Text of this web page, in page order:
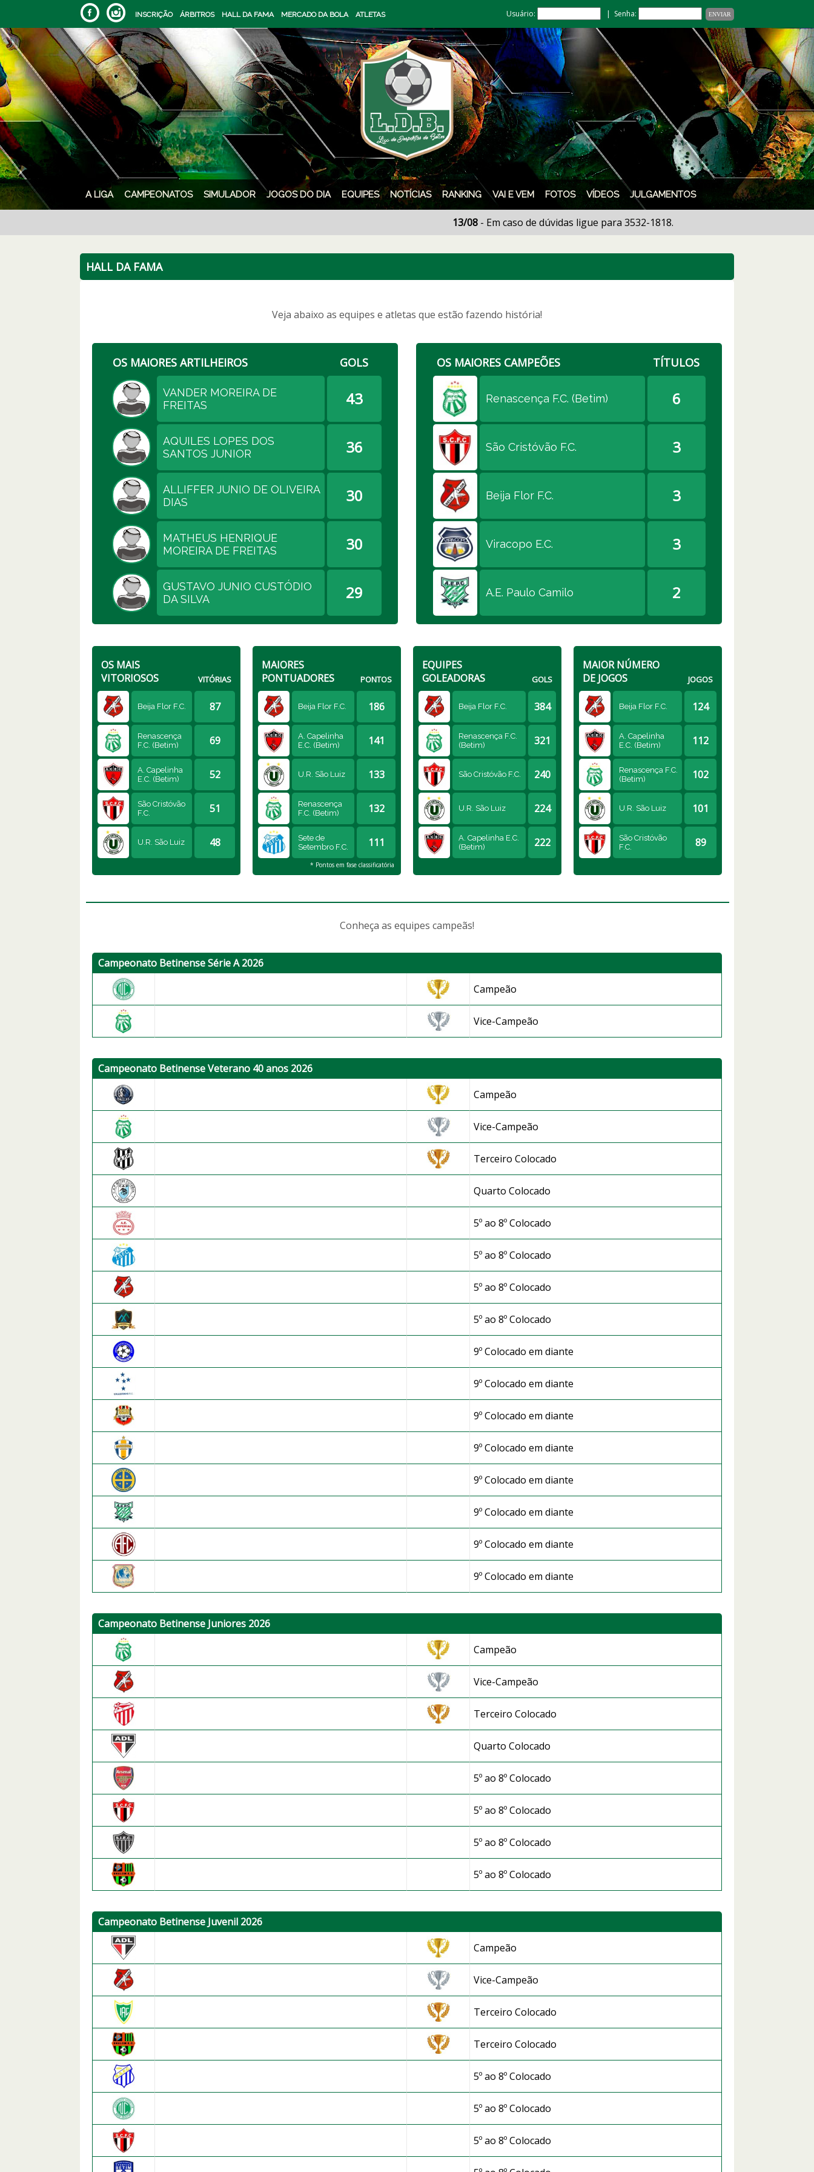
INSCRIÇÃO ÁRBITROS HALL DA FAMA MERCADO DA BOLA ATLETAS Usuário: | Senha:
A LIGA CAMPEONATOS SIMULADOR JOGOS DO DIA EQUIPES NOTÍCIAS RANKING VAI E VEM FOTOS VÍDEOS JULGAMENTOS
- Em caso de dúvidas ligue para 3532-1818.
HALL DA FAMA
Veja abaixo as equipes e atletas que estão fazendo história!
OS MAIORES ARTILHEIROS GOLS
VANDER MOREIRA DE
FREITAS
43
AQUILES LOPES DOS
SANTOS JUNIOR
36
ALLIFFER JUNIO DE OLIVEIRA
DIAS
30
MATHEUS HENRIQUE
MOREIRA DE FREITAS
30
GUSTAVO JUNIO CUSTÓDIO
DA SILVA
29
OS MAIORES CAMPEÕES TÍTULOS
Renascença F.C. (Betim) 6
São Cristóvão F.C. 3
Beija Flor F.C. 3
Viracopo E.C. 3
A.E. Paulo Camilo 2
OS MAIS
VITORIOSOS
VITÓRIAS
Beija Flor F.C. 87
Renascença
F.C. (Betim)
69
A. Capelinha
E.C. (Betim)
52
São Cristóvão
F.C.
51
U.R. São Luiz 48
MAIORES
PONTUADORES
PONTOS
Beija Flor F.C. 186
A. Capelinha
E.C. (Betim)
141
U.R. São Luiz 133
Renascença
F.C. (Betim)
132
Sete de
Setembro F.C.
111
* Pontos em fase classificatória
EQUIPES
GOLEADORAS
GOLS
Beija Flor F.C. 384
Renascença F.C.
(Betim)
321
São Cristóvão F.C. 240
U.R. São Luiz 224
A. Capelinha E.C.
(Betim)
222
MAIOR NÚMERO
DE JOGOS
JOGOS
Beija Flor F.C. 124
A. Capelinha
E.C. (Betim)
112
Renascença F.C.
(Betim)
102
U.R. São Luiz 101
São Cristóvão
F.C.
89
Conheça as equipes campeãs!
Campeonato Betinense Série A 2026
Campeão
Vice-Campeão
Campeonato Betinense Veterano 40 anos 2026
Campeão
Vice-Campeão
Terceiro Colocado
Quarto Colocado
5º ao 8º Colocado
5º ao 8º Colocado
5º ao 8º Colocado
5º ao 8º Colocado
9º Colocado em diante
9º Colocado em diante
9º Colocado em diante
9º Colocado em diante
9º Colocado em diante
9º Colocado em diante
9º Colocado em diante
9º Colocado em diante
Campeonato Betinense Juniores 2026
Campeão
Vice-Campeão
Terceiro Colocado
Quarto Colocado
5º ao 8º Colocado
5º ao 8º Colocado
5º ao 8º Colocado
5º ao 8º Colocado
Campeonato Betinense Juvenil 2026
Campeão
Vice-Campeão
Terceiro Colocado
Terceiro Colocado
5º ao 8º Colocado
5º ao 8º Colocado
5º ao 8º Colocado